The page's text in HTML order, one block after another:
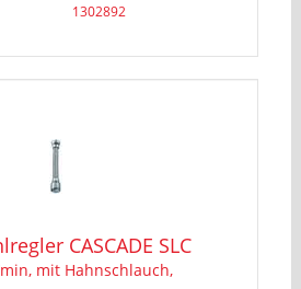
1302892
CASCADE SLC
mit Hahnschlauch,